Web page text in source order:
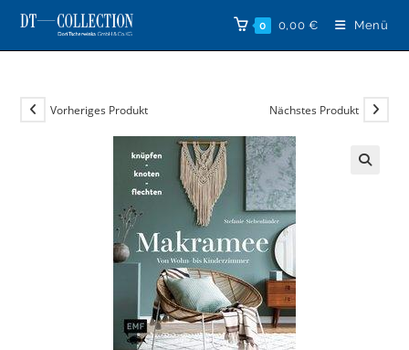
Zum
Inhalt
springen
0 0,00 € Menü
Vorheriges Produkt Nächstes Produkt